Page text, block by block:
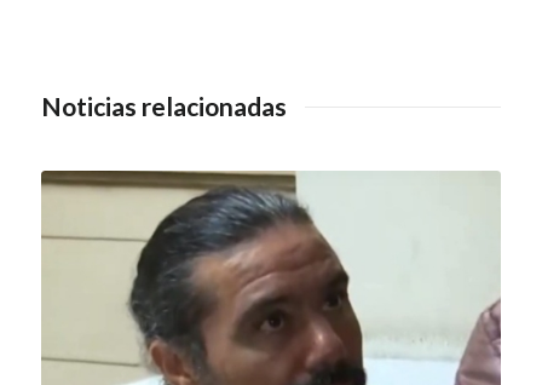
Noticias relacionadas